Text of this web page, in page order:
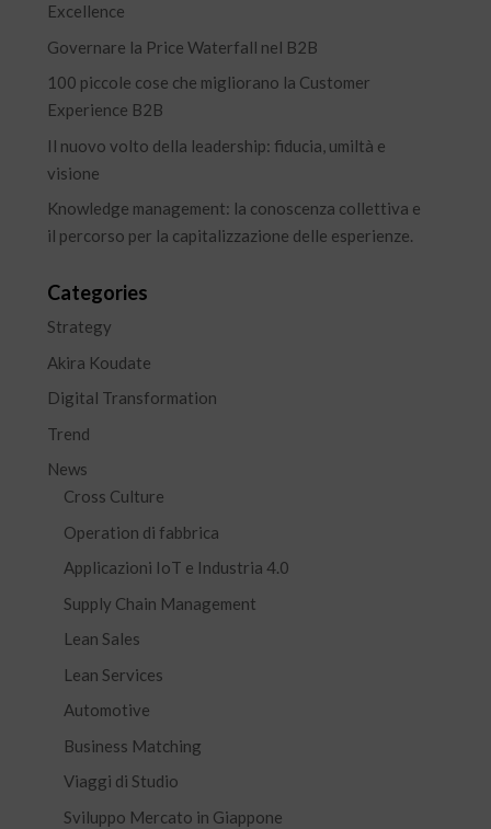
Excellence
Governare la Price Waterfall nel B2B
100 piccole cose che migliorano la Customer
Experience B2B
Il nuovo volto della leadership: fiducia, umiltà e
visione
Knowledge management: la conoscenza collettiva e
il percorso per la capitalizzazione delle esperienze.
Categories
Strategy
Akira Koudate
Digital Transformation
Trend
News
Cross Culture
Operation di fabbrica
Applicazioni IoT e Industria 4.0
Supply Chain Management
Lean Sales
Lean Services
Automotive
Business Matching
Viaggi di Studio
Sviluppo Mercato in Giappone